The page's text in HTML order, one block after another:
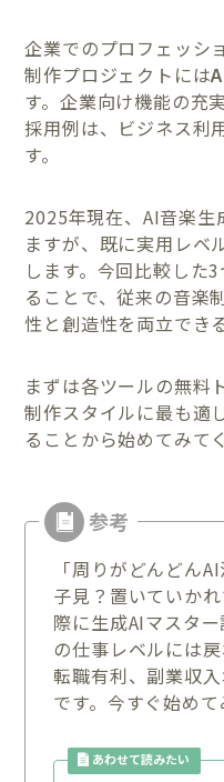
企業でのプロフェッシ
制作プロジェクトには
す。企業向け機能の充
採用例は、ビジネス利
す。
2025年現在、AI音楽生
ますが、既に実用レベ
します。今回比較した
ることで、従来の音楽
性と創造性を両立でき
まずは各ツールの無料
制作スタイルに最も適
ることから始めてみて
「周りがどんどん
子見？置いていか
際に生成AIマスタ
の仕事レベルには
転職有利、副業収
です。今すぐ始めて